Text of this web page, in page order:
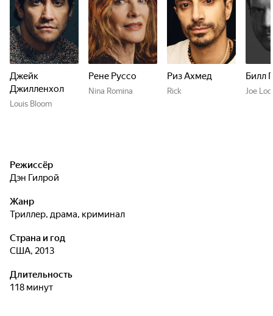
Джейк
Джилленхол
Louis Bloom
Рене Руссо
Nina Romina
Риз Ахмед
Rick
Билл
Joe
Режиссёр
Дэн Гилрой
Жанр
триллер, драма, криминал
Страна и год
США, 2013
Длительность
118 минут